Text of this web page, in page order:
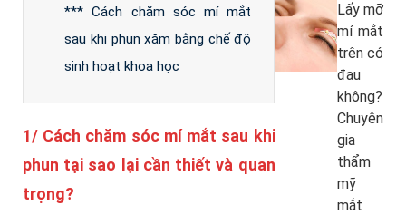
*** Cách chăm sóc mí mắt
sau khi phun xăm bằng chế độ
sinh hoạt khoa học
1/ Cách chăm sóc mí mắt sau khi
phun tại sao lại cần thiết và quan
trọng?
Lấy mỡ
mí mắt
trên có
đau
không?
Chuyên
gia
thẩm
mỹ
mắt